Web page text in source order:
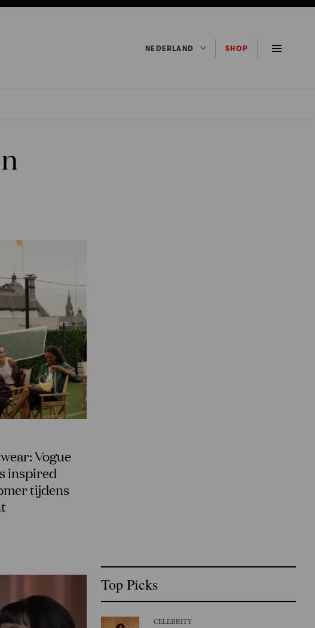
NEDERLAND SHOP
Vogue
inspired
tijdens
Top Picks
CELEBRITY